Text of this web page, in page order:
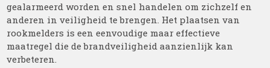
gealarmeerd worden en snel handelen om zichzelf en
anderen in veiligheid te brengen. Het plaatsen van
rookmelders is een eenvoudige maar effectieve
maatregel die de brandveiligheid aanzienlijk kan
verbeteren.